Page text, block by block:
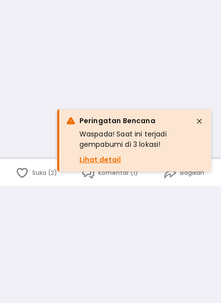
Suka (2) Komentar (1) Bagikan
Peringatan Bencana
Waspada! Saat ini terjadi
gempabumi di 3 lokasi!
Lihat detail